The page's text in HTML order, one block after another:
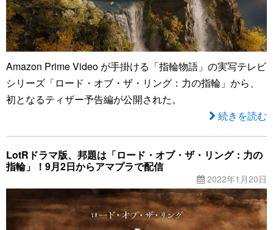
Amazon Prime Video が手掛ける「指輪物語」の実写テレビ
シリーズ「ロード・オブ・ザ・リング：力の指輪」から、
初となるティザー予告編が公開された。
続きを読む
LotRドラマ版、邦題は「ロード・オブ・ザ・リング：力の
指輪」！9月2日からアマプラで配信
2022年1月20日